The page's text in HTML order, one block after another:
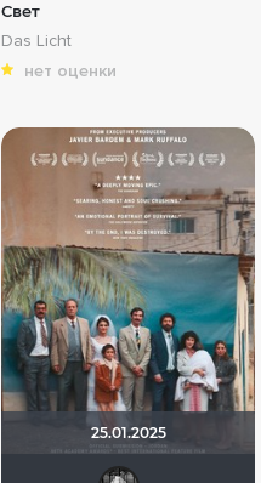
Свет
Das Licht
нет оценки
25.01.2025